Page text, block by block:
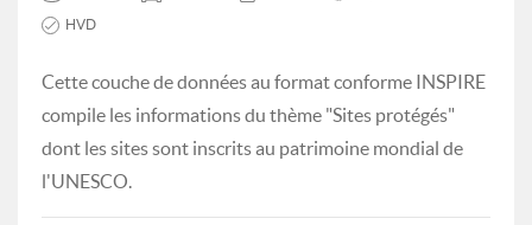
HVD
Cette couche de données au format conforme INSPIRE
compile les informations du thème "Sites protégés"
dont les sites sont inscrits au patrimoine mondial de
l'UNESCO.